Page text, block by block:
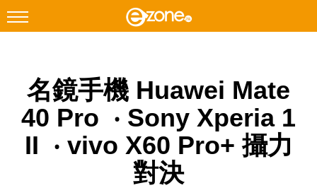
Facebook Instagram
科技焦點
名鏡手機 Huawei Mate
40 Pro ‧ Sony Xperia 1
II ‧ vivo X60 Pro+ 攝力
對決